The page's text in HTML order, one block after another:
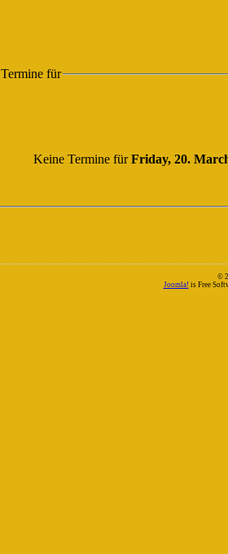
Termine für
Keine Termine fürFriday, 20.
©
Joomla! is Free